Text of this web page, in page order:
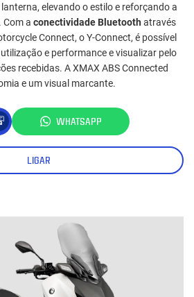
elevando o estilo e reforçando a
Com a conectividade Bluetooth através
Connect, o Y-Connect, é possível
e performance e visualizar pelo
recebidas. A XMAX ABS Connected
e um visual marcante.
WHATSAPP
LIGAR